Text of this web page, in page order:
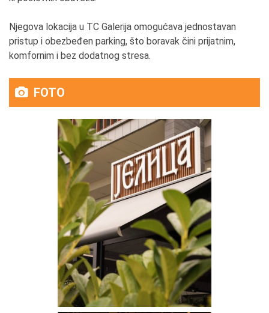
Njegova lokacija u TC Galerija omogućava jednostavan
pristup i obezbeđen parking, što boravak čini prijatnim,
komfornim i bez dodatnog stresa.
FOTO